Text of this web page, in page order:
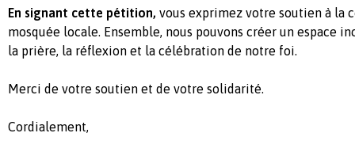
En signant cette pétition, vous exprimez votre soutien à la
mosquée locale. Ensemble, nous pouvons créer un espace
la prière, la réflexion et la célébration de notre foi.
Merci de votre soutien et de votre solidarité.
Cordialement,